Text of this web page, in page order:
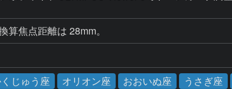
焦点距離は 28mm。
じゅう座 オリオン座 おおいぬ座 うさぎ座